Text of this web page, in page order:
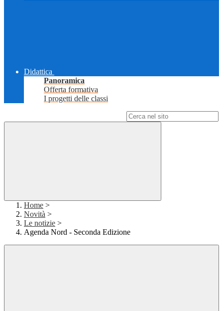
Didattica
Panoramica
Offerta formativa
I progetti delle classi
Home >
Novità >
Le notizie >
Agenda Nord - Seconda Edizione